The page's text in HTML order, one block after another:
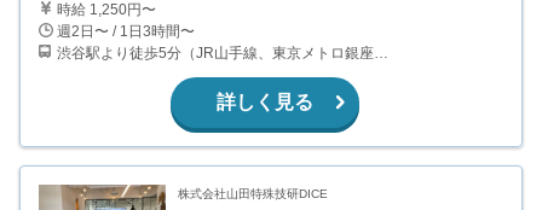
時給 1,250円〜
週2日〜 / 1日3時間〜
渋谷駅より徒歩5分（JR山手線、東京メトロ銀座・半蔵門・副都心線）
詳しく見る
株式会社山田特殊技研DICE